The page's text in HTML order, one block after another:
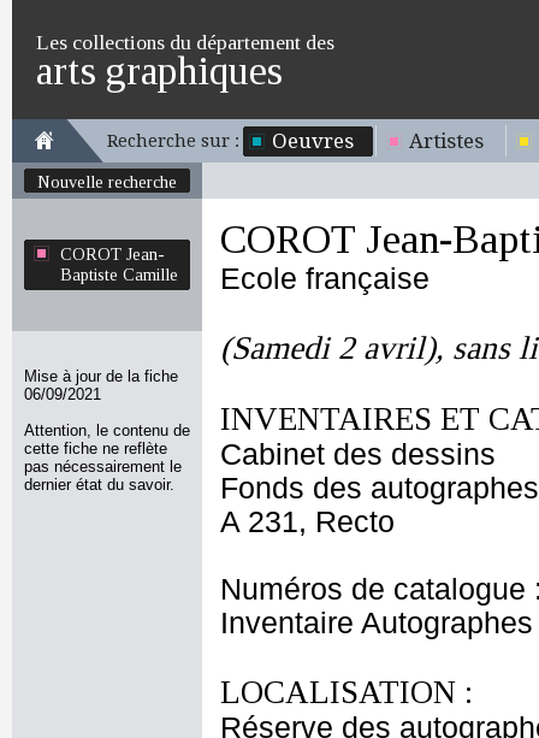
Les collections du département des
arts graphiques
Recherche sur : Oeuvres Artistes
Nouvelle recherche
COROT Jean-
Baptiste Camille
Mise à jour de la fiche
06/09/2021
Attention, le contenu de
cette fiche ne reflète
pas nécessairement le
dernier état du savoir.
COROT Jean-
Ecole française
(Samedi 2 avril), sans
INVENTAIRES ET
Cabinet des dessins
Fonds des autographes
A 231, Recto
Numéros de catalogue
Inventaire
LOCALISATION :
Réserve des